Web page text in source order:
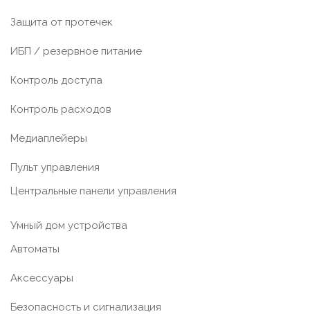
Защита от протечек
ИБП / резервное питание
Контроль доступа
Контроль расходов
Медиаплейеры
Пульт управления
Центральные панели управления
Умный дом устройства
Автоматы
Аксессуары
Безопасность и сигнализация